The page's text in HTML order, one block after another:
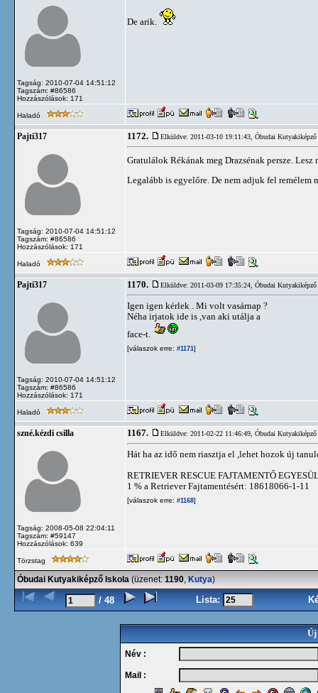
Tagság: 2010-07-04 14:51:12
Tagszám: #86586
Hozzászólások: 171
De arik.
Haladó
Pajti317
Tagság: 2010-07-04 14:51:12
Tagszám: #86586
Hozzászólások: 171
1172. Elküldve: 2011-03-10 19:11:43, Óbudai
Gratulálok Rékának meg Drazsénak persze.
Legalább is egyelőre. De nem adjuk fel
Haladó
Pajti317
Tagság: 2010-07-04 14:51:12
Tagszám: #86586
Hozzászólások: 171
1170. Elküldve: 2011-03-09 17:35:24, Óbudai
Igen igen kérlek . Mi volt vasárnap ?
Néha irjatok ide is ,van aki utálja a
face-t.
[válaszok erre: #1171]
Haladó
szné.kézdi csilla
Tagság: 2008-05-08 22:04:11
Tagszám: #59147
Hozzászólások: 639
1167. Elküldve: 2011-02-22 11:46:49, Óbudai
Hát ha az idő nem riasztja el ,lehet hozok új
RETRIEVER RESCUE FAJTAMENTŐ
1 % a Retriever Fajtamentésért: 18618066-1-11
[válaszok erre: #1168]
Törzstag
Óbudai Kutyakiképző Iskola (üzenet: 1190, Kutya)
/ 48 Lista:
Új
Név :
Mail :